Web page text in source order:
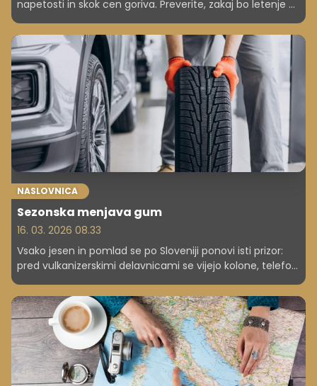
napetosti in skok cen goriva. Preverite, zakaj bo letenje v
lahko potniki z zgodnjimi rezervacijami in pametnimi
izbirami še vedno zagotovite ugodnejše lete.
NASLOVNICA
Sezonska menjava gum
16. 03. 2026 08.33
Vsako jesen in pomlad se po Sloveniji ponovi isti prizor:
pred vulkanizerskimi delavnicami se vijejo kolone, telefoni
tedne vnaprej. Sezonska menjava pnevmatik je za
večino voznikov rutinsko opravilo a prav ta rutina jih
pogosto stane bistveno več, kot bi bilo treba. Ne zato, ker
bi bile storitve predrage, temveč zato, ker se napake pri
menjavi, skladiščenju in vzdrževanju gum kopičijo
neopazno.